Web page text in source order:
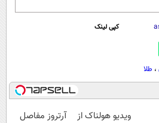
کپی لینک
، طلا
ویدیو هولناک از
آرتروز مفاصل